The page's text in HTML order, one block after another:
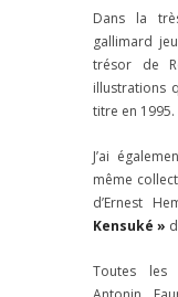
Dans la
gallimard
trésor de
illustrations
titre en 1995.
J’ai
même
d’Ernest
Kensuké »
Toutes les